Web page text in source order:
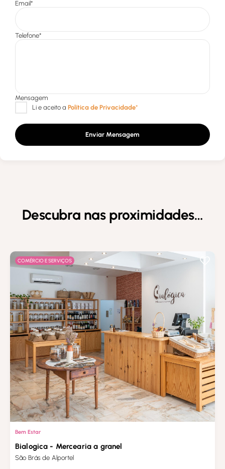
Enviar Mensagem
Descubra nas proximidades…
COMÉRCIO E SERVIÇOS
Bem Estar
Bialogica - Mercearia a granel
São Brás de Alportel